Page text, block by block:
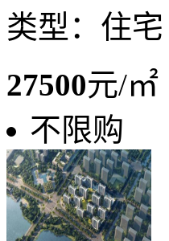
类型：住宅
27500元/㎡
不限购